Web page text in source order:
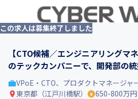
この求人は募集終了しました
【CTO候補／エンジニアリングマ
のテックカンパニーで、開発部の
VPoE・CTO、プロダクトマネージャ
東京都（江戸川橋駅）
650-800万円